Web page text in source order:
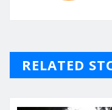
RELATED